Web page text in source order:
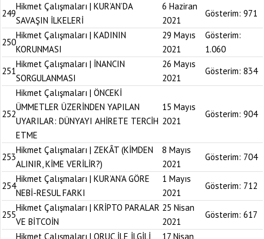
249
Hikmet Çalışmaları | KUR’AN’DA
SAVAŞIN İLKELERİ
6 Haziran
2021
Gösterim: 971
250
Hikmet Çalışmaları | KADININ
KORUNMASI
29 Mayıs
2021
Gösterim:
1.060
251
Hikmet Çalışmaları | İNANCIN
SORGULANMASI
26 Mayıs
2021
Gösterim: 834
252
Hikmet Çalışmaları | ÖNCEKİ
ÜMMETLER ÜZERİNDEN YAPILAN
UYARILAR: DÜNYAYI AHİRETE TERCİH
ETME
15 Mayıs
2021
Gösterim: 904
253
Hikmet Çalışmaları | ZEKÂT (KİMDEN
ALINIR, KİME VERİLİR?)
8 Mayıs
2021
Gösterim: 704
254
Hikmet Çalışmaları | KUR’AN’A GÖRE
NEBİ-RESUL FARKI
1 Mayıs
2021
Gösterim: 712
255
Hikmet Çalışmaları | KRİPTO PARALAR
VE BİTCOİN
25 Nisan
2021
Gösterim: 617
Hikmet Çalışmaları | ORUÇ İLE İLGİLİ 17 Nisan